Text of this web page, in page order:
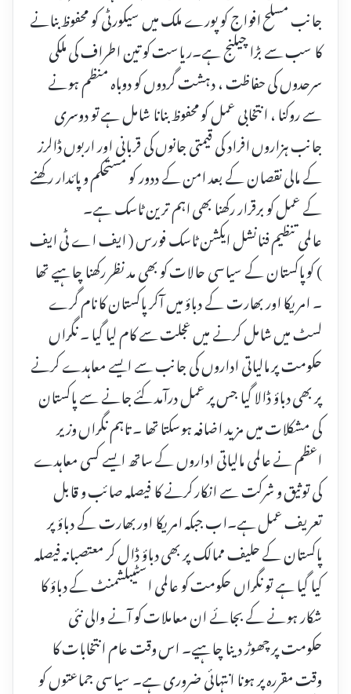
جانب مسلح افواج کو پورے ملک میں سیکورٹی کو محفوظ بنانے
کا سب سے بڑا چیلنج ہے۔ریاست کو تین اطراف کی ملکی
سرحدوں کی حفاظت ، دہشت گردوں کو دوباہ منظم ہونے
سے روکنا ، انتخابی عمل کو محفوظ بنانا شامل ہے تو دوسری
جانب ہزاروں افراد کی قیمتی جانوں کی قربانی اور اربوں ڈالرز
کے مالی نقصان کے بعد امن کے ددور کو مستحکم و پائدار رکھنے
کے عمل کو برقرار رکھنا بھی اہم ترین ٹاسک ہے۔
عالمی تنظیم فنانشل ایکشن ٹاسک فورس ( ایف اے ٹی ایف
) کو پاکستان کے سیاسی حالات کو بھی مد نظر رکھنا چاہیے تھا
۔ امریکا اور بھارت کے دباؤ میں آکر پاکستان کا نام گرے
لسٹ میں شامل کرنے میں عجلت سے کام لیا گیا ۔ نگراں
حکومت پر مالیاتی اداروں کی جانب سے ایسے معاہدے کرنے
پر بھی دباؤ ڈالا گیا جس پر عمل درآمد کئے جانے سے پاکستان
کی مشکلات میں مزید اضافہ ہوسکتا تھا ۔ تاہم نگراں وزیر
اعظم نے عالمی مالیاتی اداروں کے ساتھ ایسے کسی معاہدے
کی توثیق و شرکت سے انکار کرنے کا فیصلہ صائب و قابل
تعریف عمل ہے۔اب جبکہ امریکا اور بھارت کے دباؤ پر
پاکستان کے حلیف ممالک پر بھی دباؤ ڈال کر معتصبانہ فیصلہ
کیا گیا ہے تو نگراں حکومت کو عالمی اسٹیبلشمنٹ کے دباؤ کا
شکار ہونے کے بجائے ان معاملات کو آنے والی نئی
حکومت پر چھوڑ دینا چاہیے۔ اس وقت عام انتخابات کا
وقت مقررہ پر ہونا انتہائی ضروری ہے۔ سیاسی جماعتوں کو